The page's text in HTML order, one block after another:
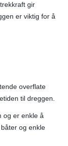
gir
er viktig for å
overflate
til dreggen.
og er enkle å
og enkle